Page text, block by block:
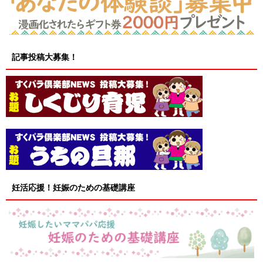
記事投稿大募集！
妊活応援！妊娠のための基礎講座